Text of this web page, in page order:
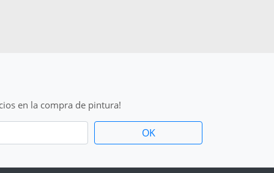
en la compra de pintura!